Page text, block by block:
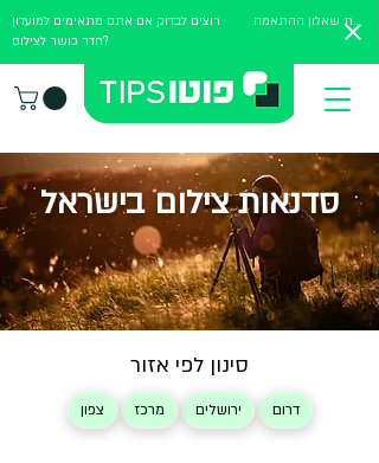
רוצים לבדוק אם אתם מתאימים למועדון
חדר כושר לצילום?
מלאו את שאלון ההתאמה
סדנאות צילום בישראל
סינון לפי אזור
דרום ירושלים מרכז צפון